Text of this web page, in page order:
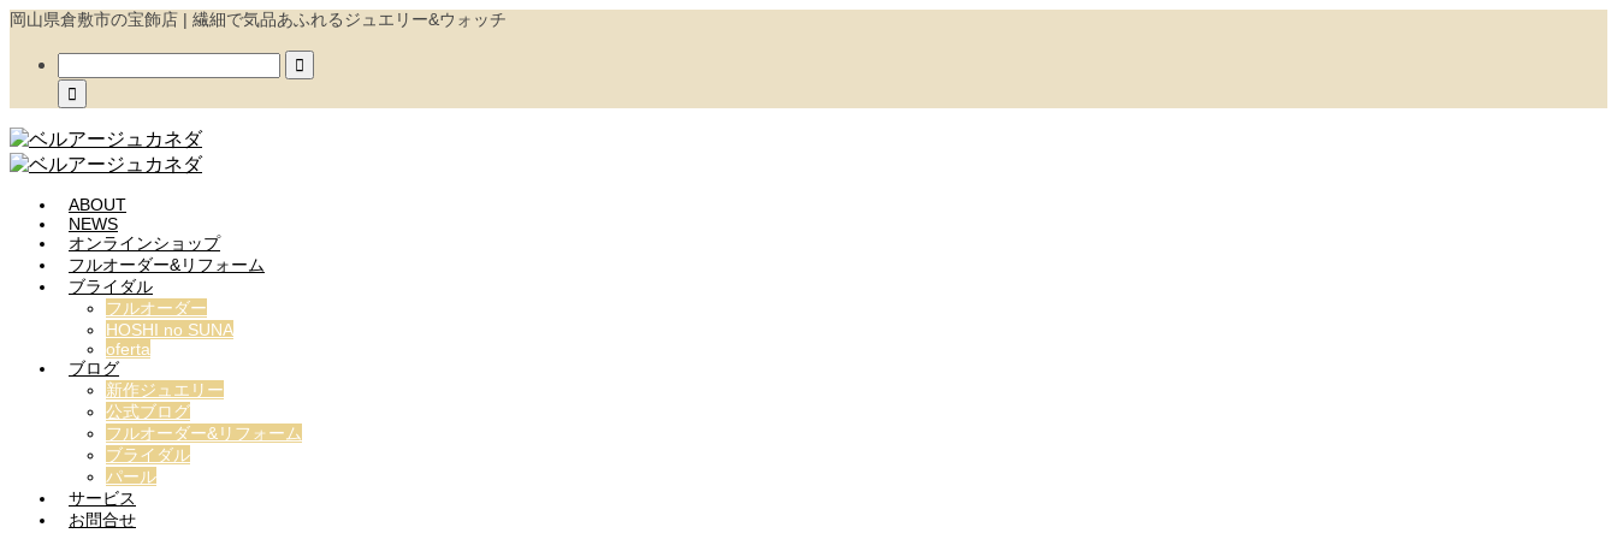
岡山県倉敷市の宝飾店 | 繊細で気品あふれるジュエリー&ウォッチ


ABOUT
NEWS
オンラインショップ
フルオーダー&リフォーム
ブライダル
フルオーダー
HOSHI no SUNA
oferta
ブログ
新作ジュエリー
公式ブログ
フルオーダー&リフォーム
ブライダル
パール
サービス
お問合せ